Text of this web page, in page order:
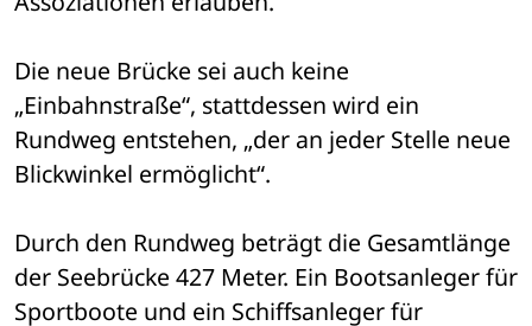
Die neue Brücke sei auch keine
„Einbahnstraße“, stattdessen wird ein
Rundweg entstehen, „der an jeder Stelle neue
Blickwinkel ermöglicht“.
Durch den Rundweg beträgt die Gesamtlänge
der Seebrücke 427 Meter. Ein Bootsanleger für
Sportboote und ein Schiffsanleger für